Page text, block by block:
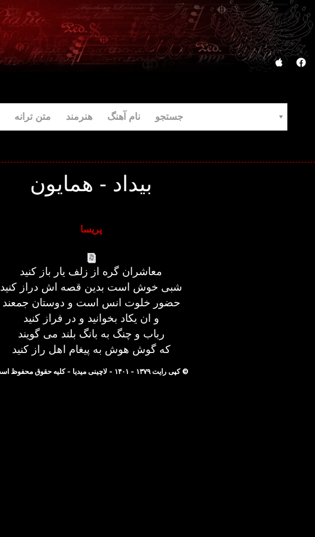
جستجو نام آهنگ هنرمند متن ترانه
بیداد - همایون
پریسا
معاشران گره از زلف یار باز کنید
شبی خوش است بدین قصه اش دراز کنید
حضور خلوت انس است و دوستان جمعند
و ان یکاد بخوانید و در فراز کنید
رباب و چنگ به بانگ بلند می گویند
که گوش هوش به پیغام اهل راز کنید
© کپی رایت ۱۳۷۹ - ۱۴۰۱ - لاچینی میدیا - کلیه حقوق محفوظ است